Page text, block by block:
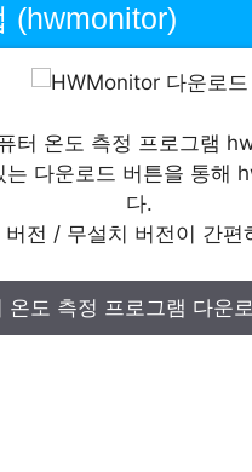
(hwmonitor)
터 온도 측정 프로그램
는 다운로드 버튼을 통해
다.
전 / 무설치 버전이 간
온도 측정 프로그램 다운